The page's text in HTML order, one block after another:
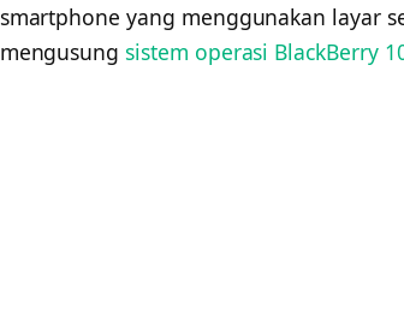
smartphone yang menggunakan layar
mengusungsistem operasi BlackBerry